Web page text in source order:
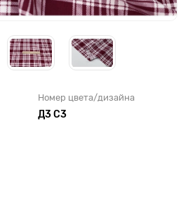
Номер цвета/дизайна
Д3 С3